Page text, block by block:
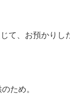
て、お預かり
ため。